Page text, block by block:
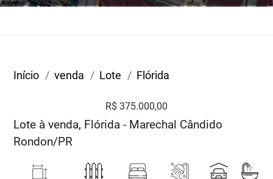
Início venda Lote Flórida
R$ 375.000,00
Lote à venda, Flórida - Marechal Cândido
Rondon/PR